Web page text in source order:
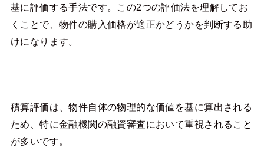
基に評価する手法です。この2つの評価法を理解してお
くことで、物件の購入価格が適正かどうかを判断する助
けになります。
積算評価は、物件自体の物理的な価値を基に算出される
ため、特に金融機関の融資審査において重視されること
が多いです。